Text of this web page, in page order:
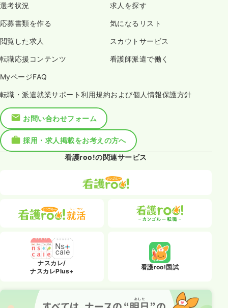
選考状況 求人を探す
応募書類を作る 気になるリスト
閲覧した求人 スカウトサービス
転職応援コンテンツ 看護師派遣で働く
MyページFAQ
転職・派遣就業サポート利用規約および個人情報保護方針
お問い合わせフォーム
採用・求人掲載をお考えの方へ
看護roo!の関連サービス
ナスカレ/
ナスカレPlus+
看護roo!国試